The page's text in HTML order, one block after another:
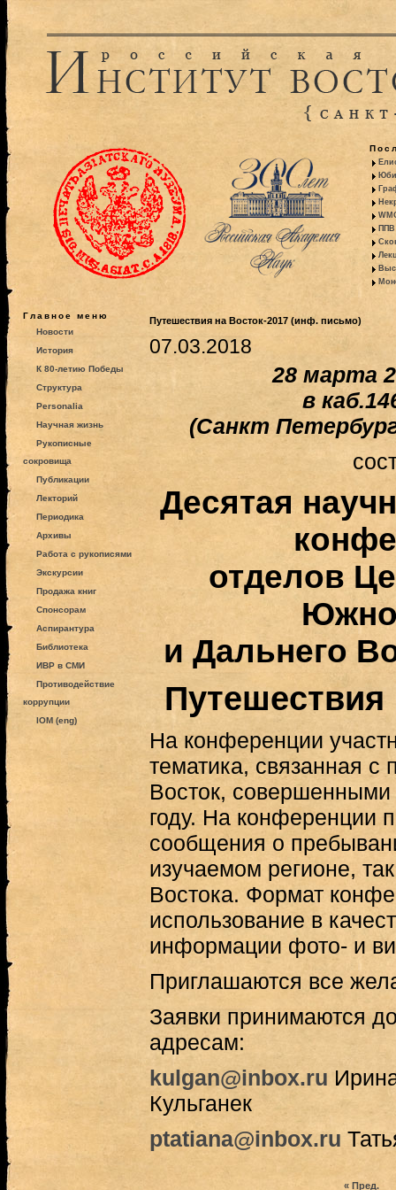
ППВ
Главное меню
Новости
История
К 80-летию Победы
Структура
Personalia
Научная жизнь
Рукописные
сокровища
Публикации
Лекторий
Периодика
Архивы
Работа с рукописями
Экскурсии
Продажа книг
Спонсорам
Аспирантура
Библиотека
ИВР в СМИ
Противодействие
коррупции
IOM (eng)
Путешествия на Восток-2017 (инф. письмо)
07.03.2018
28 марта
в
(Санкт
Десятая
отделов
и Дальнего
Путешествия
На конференции
тематика, связанная с
Восток, совершенными
году. На конференции
сообщения о
изучаемом регионе,
Востока. Формат
использование в
информации фото- и
Приглашаются все
Заявки принимаются
адресам:
kulgan@inbox.ru
Кульганек
ptatiana@inbox.ru
« Пред.